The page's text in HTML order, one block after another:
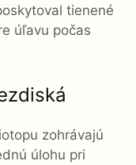
tienené
úľavu počas
zohrávajú
úlohu pri